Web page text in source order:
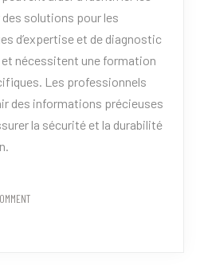
solutions pour les
d’expertise et de diagnostic
nécessitent une formation
Les professionnels
des informations précieuses
la sécurité et la durabilité